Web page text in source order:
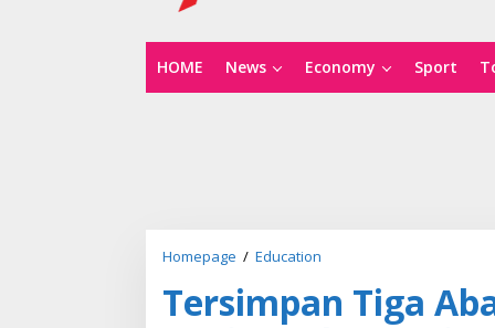
HOME News Economy Sport
Homepage / Education
r
s
Tersimpan Tiga